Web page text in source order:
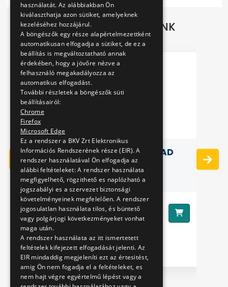
TOVÁBBI AJÁNLATAINK
BKV JÁRMŰVES EGÉRPAD
Ár:2290 Ft
használatát. Az alábbiakban Ön
kiválaszthatja azon sütiket, amelyeknek
kezeléséhez hozzájárul.
A böngészők egy része alapértelmezettként
automatikusan elfogadja a sütiket, de ez a
beállítás is megváltoztatható annak
érdekében, hogy a jövőre nézve a
felhasználó megakadályozza az
automatikus elfogadást.
További részletek a böngészők süti
beállításairól:
Chrome
Firefox
Microsoft Edge
Ez a rendszer a BKV Zrt Elektronikus
Információs Rendszerének része (EIR). A
rendszer használatával Ön elfogadja az
alábbi feltételeket: A rendszer használata
megfigyelhető, rögzithető es naplózható a
jogszabályi es a szervezet biztonsági
követelményeinek megfelelően. A rendszer
jogosulatlan használata tilos, és büntető
vagy polgárjogi következményeket vonhat
maga után.
A rendszer használata az itt ismertetett
feltételek kifejezett elfogadását jelenti. Az
EIR mindaddig megjeleníti ezt az értesitést,
amig Ön nem fogadja el a feltételeket, es
nem hajt végre egyértelmű lépést vagy a